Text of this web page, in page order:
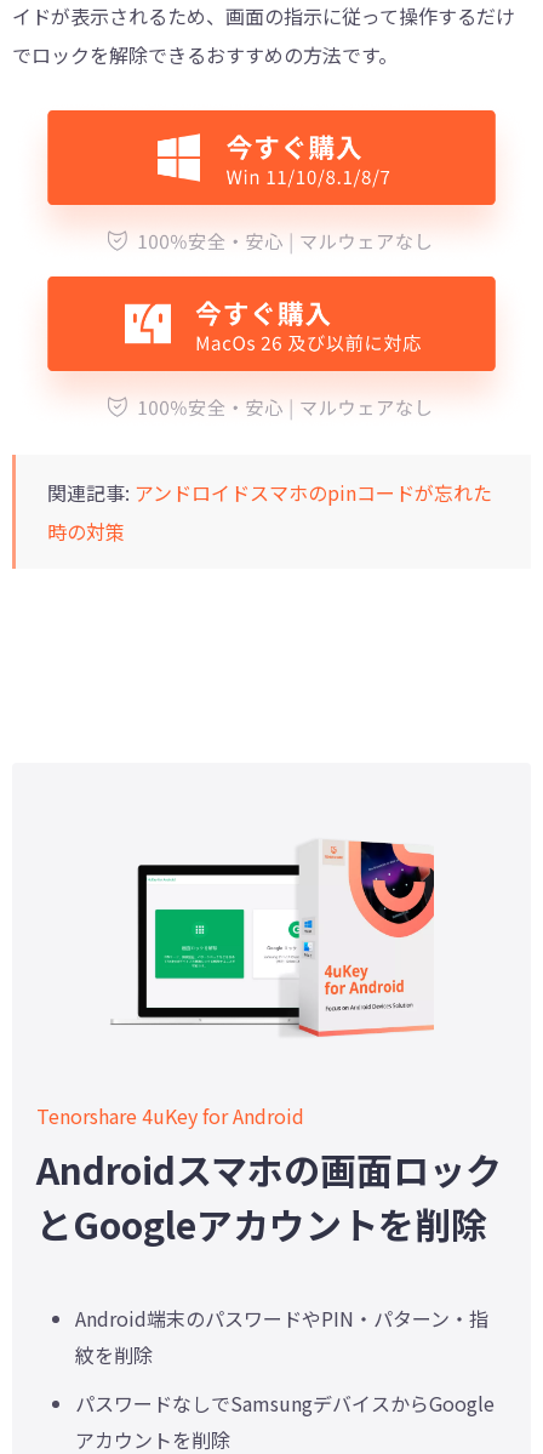
イドが表示されるため、画面の指示に従って操作するだけ
でロックを解除できるおすすめの方法です。
関連記事: アンドロイドスマホのpinコードが忘れた
時の対策
Tenorshare 4uKey for Android
Androidスマホの画面ロック
とGoogleアカウントを削除
Android端末のパスワードやPIN・パターン・指
紋を削除
パスワードなしでSamsungデバイスからGoogle
アカウントを削除